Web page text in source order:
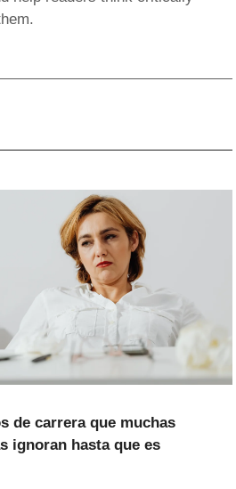
de carrera que muchas
ignoran hasta que es